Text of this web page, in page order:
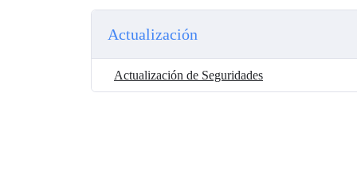
Actualización
Actualización de Seguridades